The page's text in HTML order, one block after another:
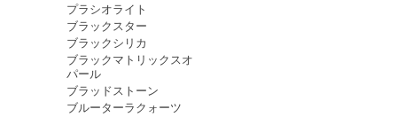
プラシオライト
ブラックスター
ブラックシリカ
ブラックマトリックスオ
パール
ブラッドストーン
ブルーターラクォーツ